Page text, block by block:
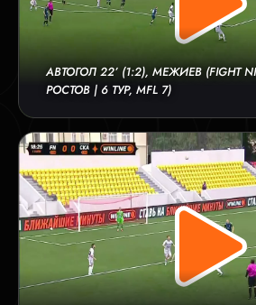
АВТОГОЛ 22’ (1:2), МЕЖИЕВ (FIGHT
РОСТОВ | 6 ТУР, MFL 7)